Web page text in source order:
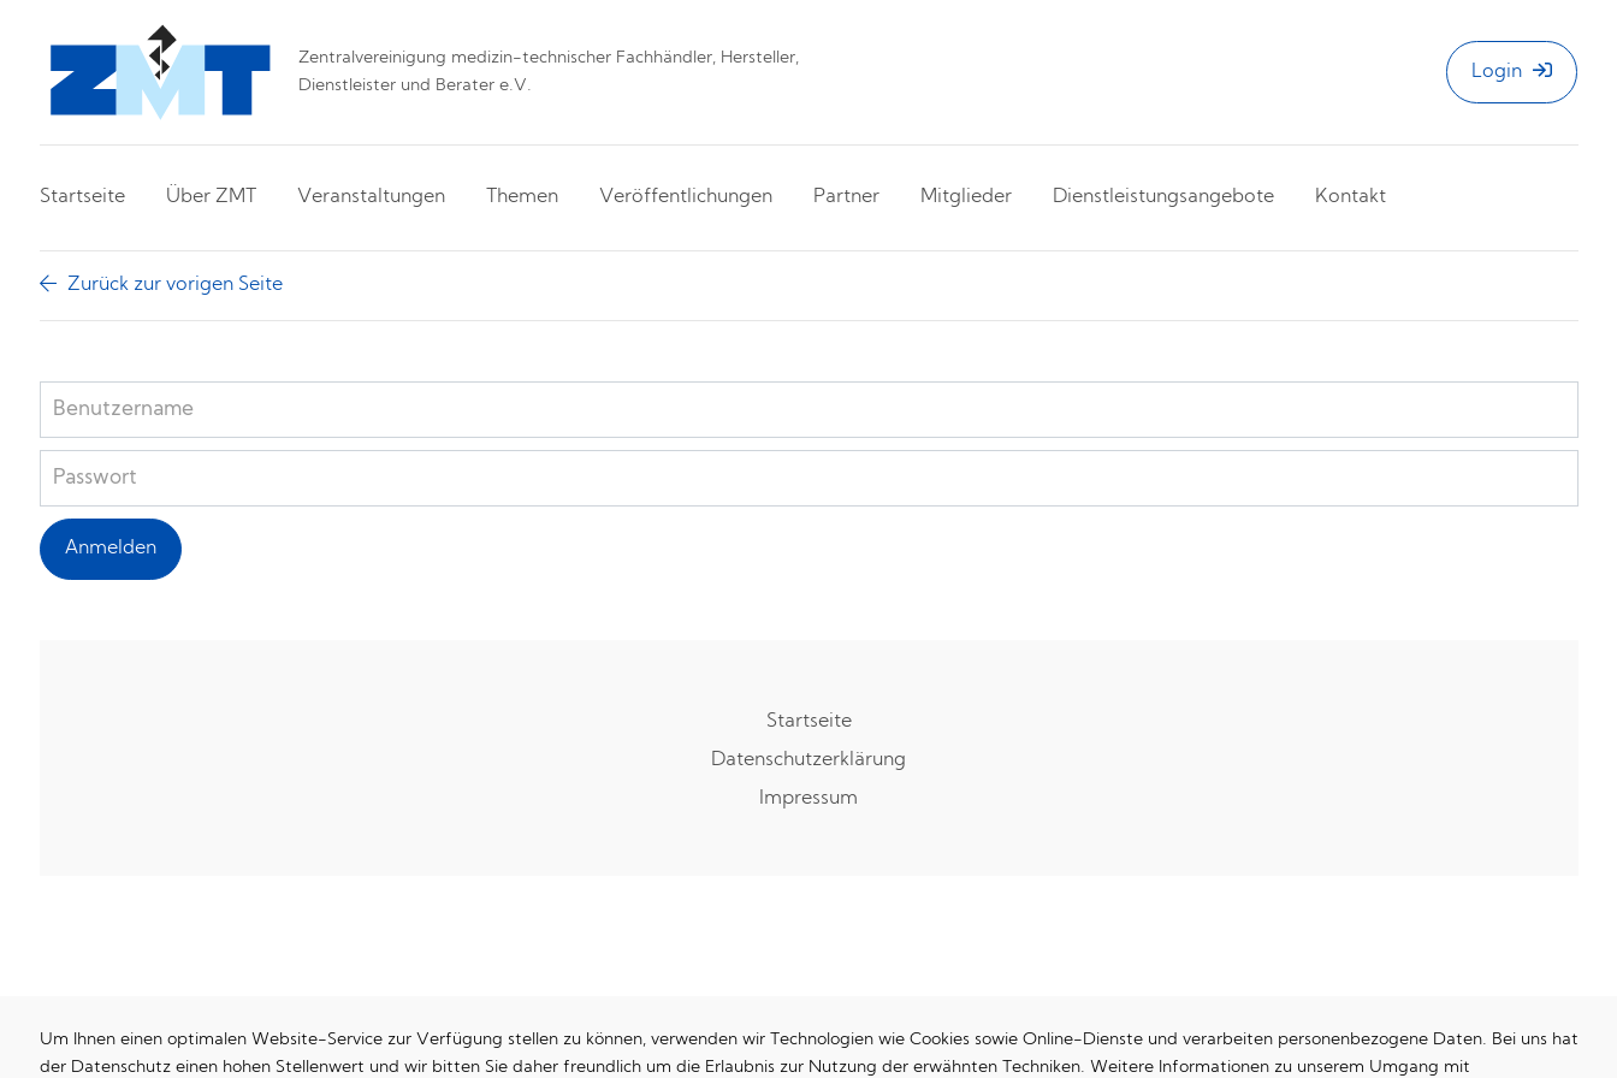
Zentralvereinigung medizin-technischer Fachhändler, Hersteller,
Dienstleister und Berater e.V.
Login
Startseite Über ZMT Veranstaltungen Themen Veröffentlichungen Partner Mitglieder Dienstleistungsangebote Kontakt
Zurück zur vorigen Seite
Anmelden
Startseite
Datenschutzerklärung
Impressum
Um Ihnen einen optimalen Website-Service zur Verfügung stellen zu können, verwenden wir Technologien wie Cookies sowie Online-Dienste und verarbeiten personenbezogene Daten. Bei uns hat
der Datenschutz einen hohen Stellenwert und wir bitten Sie daher freundlich um die Erlaubnis zur Nutzung der erwähnten Techniken. Weitere Informationen zu unserem Umgang mit